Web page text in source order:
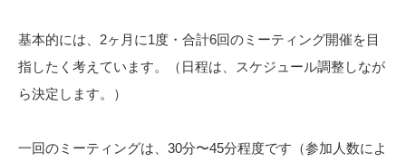
基本的には、2ヶ月に1度・合計6回のミーティング開催を目
指したく考えています。（日程は、スケジュール調整しなが
ら決定します。）
一回のミーティングは、30分〜45分程度です（参加人数によ